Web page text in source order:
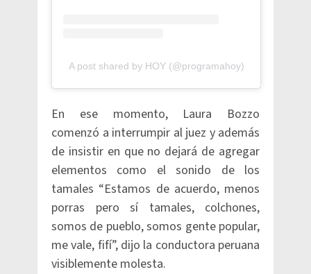
A post shared by HOY (@programahoy)
En ese momento, Laura Bozzo
comenzó a interrumpir al juez y además
de insistir en que no dejará de agregar
elementos como el sonido de los
tamales “Estamos de acuerdo, menos
porras pero sí tamales, colchones,
somos de pueblo, somos gente popular,
me vale, fifí”, dijo la conductora peruana
visiblemente molesta.